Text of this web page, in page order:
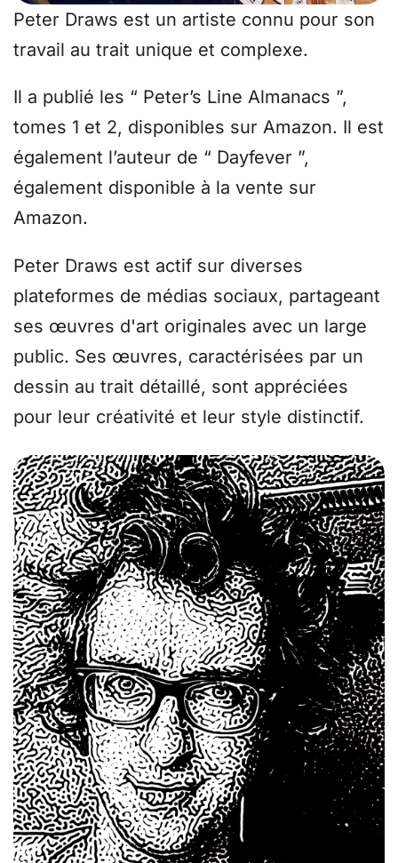
Peter Draws est un artiste connu pour son
travail au trait unique et complexe.
Il a publié les “ Peter’s Line Almanacs ”,
tomes 1 et 2, disponibles sur Amazon. Il est
également l’auteur de “ Dayfever ”,
également disponible à la vente sur
Amazon.
Peter Draws est actif sur diverses
plateformes de médias sociaux, partageant
ses œuvres d'art originales avec un large
public. Ses œuvres, caractérisées par un
dessin au trait détaillé, sont appréciées
pour leur créativité et leur style distinctif.